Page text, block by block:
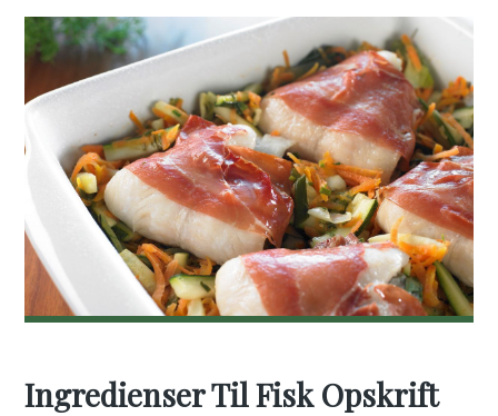
Ingredienser Til Fisk Opskrift